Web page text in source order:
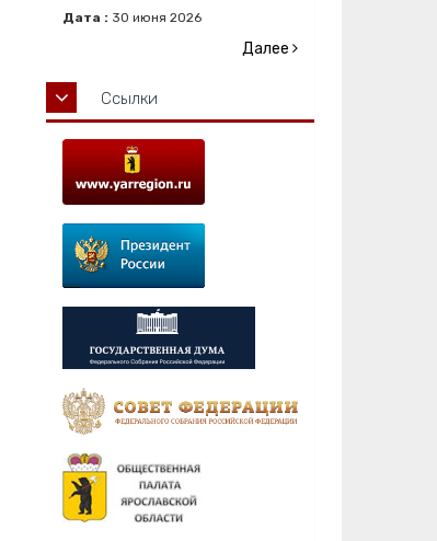
Дата : 30 июня 2026
Далее
Ссылки